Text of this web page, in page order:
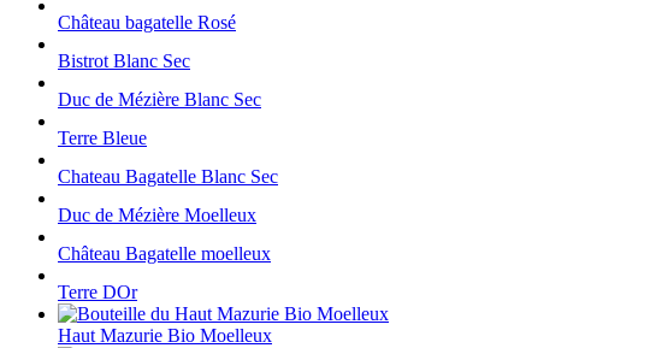
Château bagatelle Rosé
Bistrot Blanc Sec
Duc de Mézière Blanc Sec
Terre Bleue
Chateau Bagatelle Blanc Sec
Duc de Mézière Moelleux
Château Bagatelle moelleux
Terre DOr
Haut Mazurie Bio Moelleux